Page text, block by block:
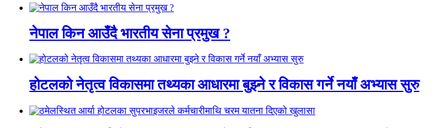
नेपाल किन आउँदै भारतीय सेना प्रमुख ?
होटलको नेतृत्व विकासमा तथ्यका आधारमा बुझ्ने र विकास गर्ने नयाँ अभ्यास सुरु